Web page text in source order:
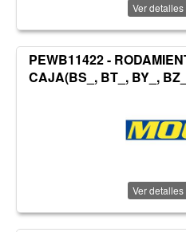
Ver
PEWB11422 -
CAJA(BS_, BT_, BY_,
Ver